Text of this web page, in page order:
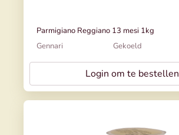
Parmigiano Reggiano 13 mesi 1kg
Gennari
Gekoeld
Login om te bestellen